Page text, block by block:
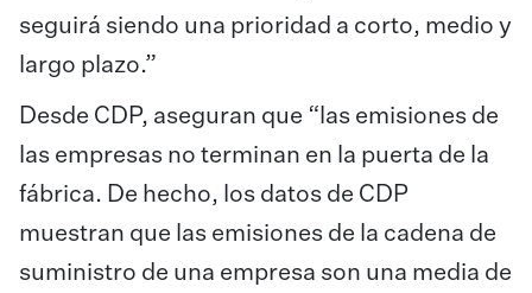
seguirá siendo una prioridad a corto, medio y
largo plazo.”
Desde CDP, aseguran que “las emisiones de
las empresas no terminan en la puerta de la
fábrica. De hecho, los datos de CDP
muestran que las emisiones de la cadena de
suministro de una empresa son una media de